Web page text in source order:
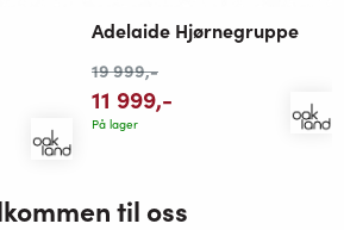
Adelaide Hjørnegruppe
19 999,-
11 999,-
På lager
til oss